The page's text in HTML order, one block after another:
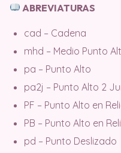
ABREVIATURAS
cad – Cadena
mhd – Medio Punto
pa – Punto Alto
pa2j – Punto Alto 2
PF – Punto Alto en
PB – Punto Alto en
pd – Punto Deslizado